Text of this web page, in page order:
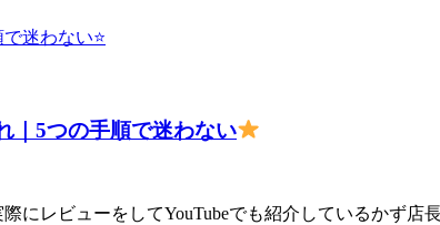
｜5つの手順で迷わない
にレビューをしてYouTubeでも紹介しているかず